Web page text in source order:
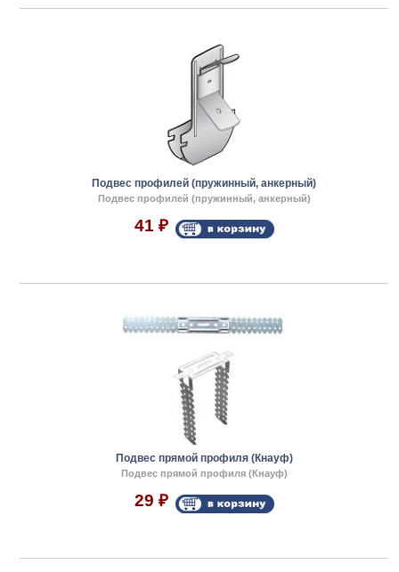
Подвес профилей (пружинный, анкерный)
Подвес профилей (пружинный, анкерный)
41 ₽
Подвес прямой профиля (Кнауф)
Подвес прямой профиля (Кнауф)
29 ₽